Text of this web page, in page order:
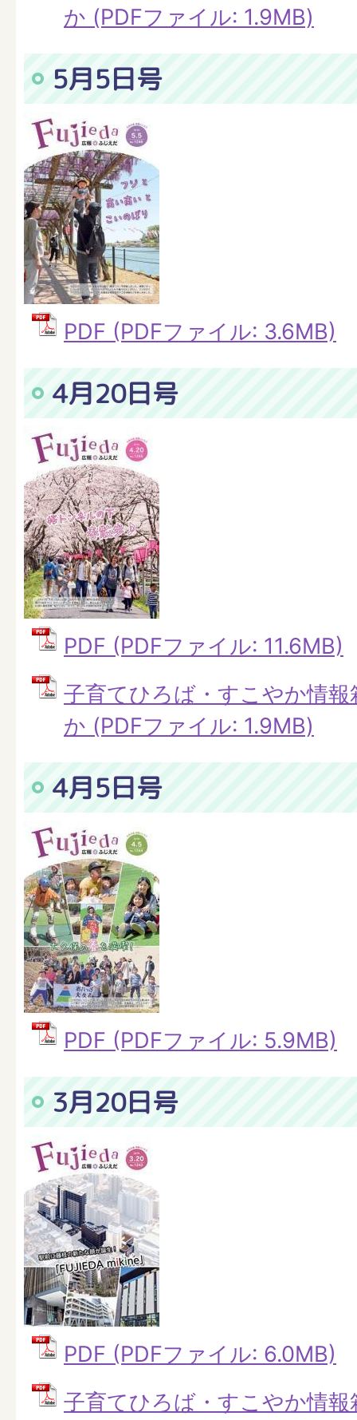
か (PDFファイル: 1.9MB)
5月5日号
PDF (PDFファイル: 3.6MB)
4月20日号
PDF (PDFファイル: 11.6MB)
子育てひろば・すこやか情報
か (PDFファイル: 1.9MB)
4月5日号
PDF (PDFファイル: 5.9MB)
3月20日号
PDF (PDFファイル: 6.0MB)
子育てひろば・すこやか情報